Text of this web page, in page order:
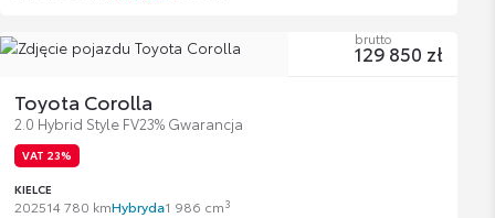
Toyota Corolla
2.0 Hybrid Style FV23% Gwarancja
VAT 23%
KIELCE
202514 780 kmHybryda1 986 cm3
brutto
129 850 zł